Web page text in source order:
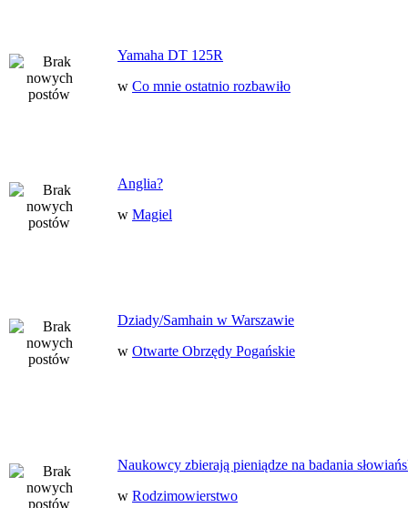
Yamaha DT 125R
w Co mnie ostatnio rozbawiło
Anglia?
w Magiel
Dziady/Samhain w Warszawie
w Otwarte Obrzędy Pogańskie
Naukowcy zbierają pieniądze na badania
w Rodzimowierstwo